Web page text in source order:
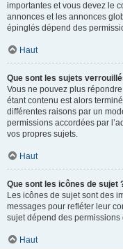
importantes et vous devez le
annonces et les annonces
épinglés dépend des
Haut
Que sont les sujets
Vous ne pouvez plus
étant contenu est alors
différentes raisons par un
permissions accordées par
vos propres sujets.
Haut
Que sont les icônes de sujet
Les icônes de sujet sont des
messages pour refléter leur
sujet dépend des permissions
Haut